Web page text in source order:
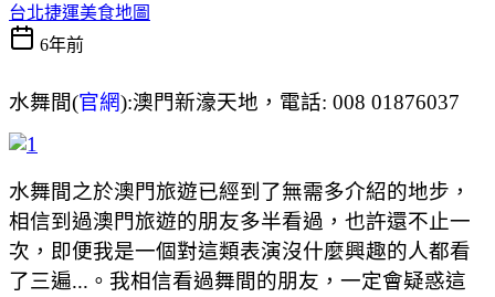
台北捷運美食地圖
6年前
水舞間(官網):澳門新濠天地，電話: 008 01876037
水舞間之於澳門旅遊已經到了無需多介紹的地步，
相信到過澳門旅遊的朋友多半看過，也許還不止一
次，即便我是一個對這類表演沒什麼興趣的人都看
了三遍...。我相信看過舞間的朋友，一定會疑惑這